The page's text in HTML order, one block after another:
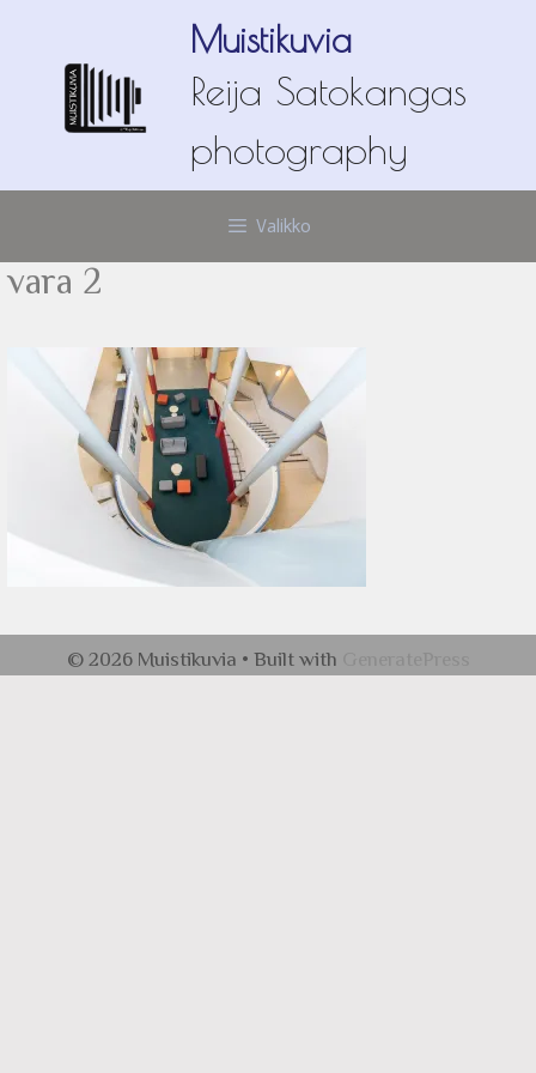
Muistikuvia
Reija Satokangas
photography
Valikko
vara 2
© 2026 Muistikuvia • Built with